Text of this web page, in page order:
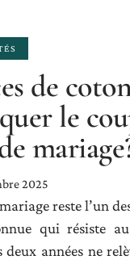
de
le
2025
reste l’un
qui résiste
années ne